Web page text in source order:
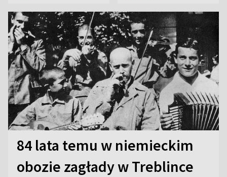
84 lata temu w niemieckim
obozie zagłady w Treblince